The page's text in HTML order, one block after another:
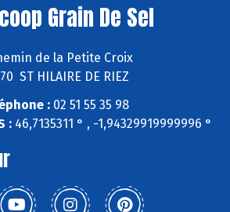
Grain De Sel
de la Petite Croix
ST HILAIRE DE RIEZ
: 02 51 55 35 98
: 46,7135311 ° , -1,94329919999996 °